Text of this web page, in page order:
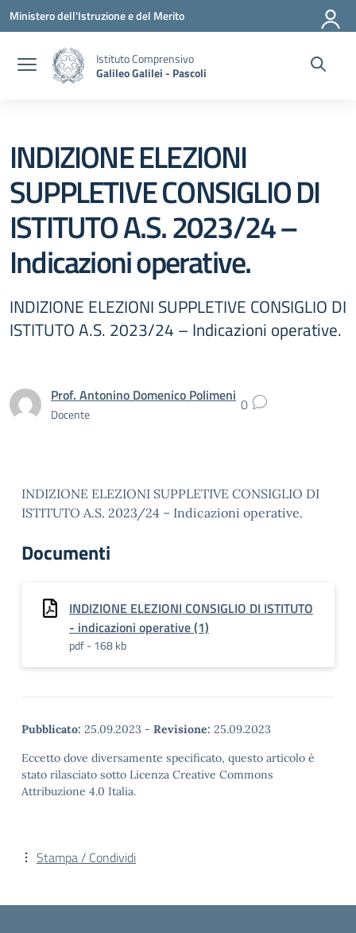
Vai ai contenuti
Vai al menu di navigazione
Vai al footer
Ministero dell'Istruzione e del Merito
Istituto Comprensivo
Galileo Galilei - Pascoli
INDIZIONE ELEZIONI
SUPPLETIVE CONSIGLIO DI
ISTITUTO A.S. 2023/24 –
Indicazioni operative.
INDIZIONE ELEZIONI SUPPLETIVE CONSIGLIO DI
ISTITUTO A.S. 2023/24 – Indicazioni operative.
Prof. Antonino Domenico Polimeni
Docente 0
INDIZIONE ELEZIONI SUPPLETIVE CONSIGLIO DI
ISTITUTO A.S. 2023/24 – Indicazioni operative.
Documenti
INDIZIONE ELEZIONI CONSIGLIO DI ISTITUTO
- indicazioni operative (1)
pdf - 168 kb
Pubblicato: 25.09.2023 - Revisione: 25.09.2023
Eccetto dove diversamente specificato, questo articolo è
stato rilasciato sotto Licenza Creative Commons
Attribuzione 4.0 Italia.
Stampa / Condividi